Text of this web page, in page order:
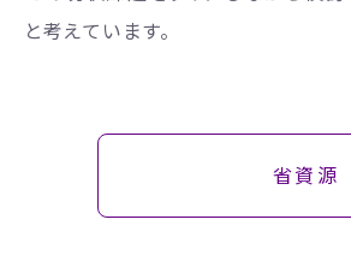
と考えています。
省資源